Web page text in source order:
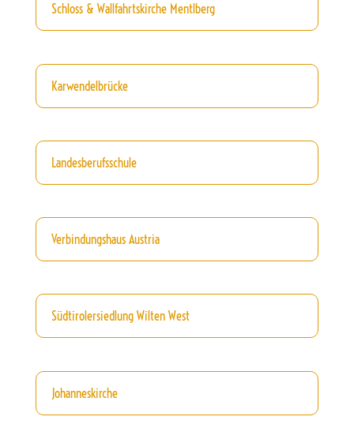
Schloss & Wallfahrtskirche Mentlberg
Karwendelbrücke
Landesberufsschule
Verbindungshaus Austria
Südtirolersiedlung Wilten West
Johanneskirche